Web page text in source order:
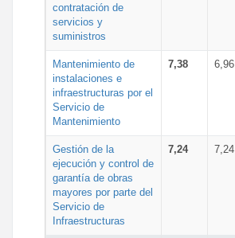
contratación de
servicios y
suministros
Mantenimiento de
instalaciones e
infraestructuras por el
Servicio de
Mantenimiento
7,38 6,96
Gestión de la
ejecución y control de
garantía de obras
mayores por parte del
Servicio de
Infraestructuras
7,24 7,24